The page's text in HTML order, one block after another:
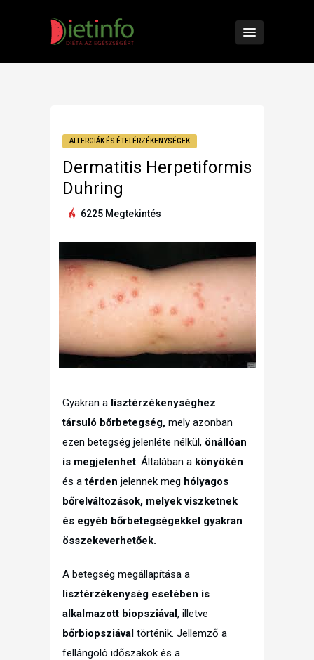
ALLERGIÁK ÉS ÉTELÉRZÉKENYSÉGEK
Dermatitis Herpetiformis
Duhring
6225 Megtekintés
Gyakran a lisztérzékenységhez
társuló bőrbetegség, mely azonban
ezen betegség jelenléte nélkül, önállóan
is megjelenhet. Általában a könyökén
és atérden jelennek meg hólyagos
bőrelváltozások, melyek viszketnek
és egyéb bőrbetegségekkel gyakran
összekeverhetőek.
A betegség megállapítása a
lisztérzékenység esetében is
alkalmazott biopsziával, illetve
bőrbiopsziával történik. Jellemző a
fellángoló időszakok és a